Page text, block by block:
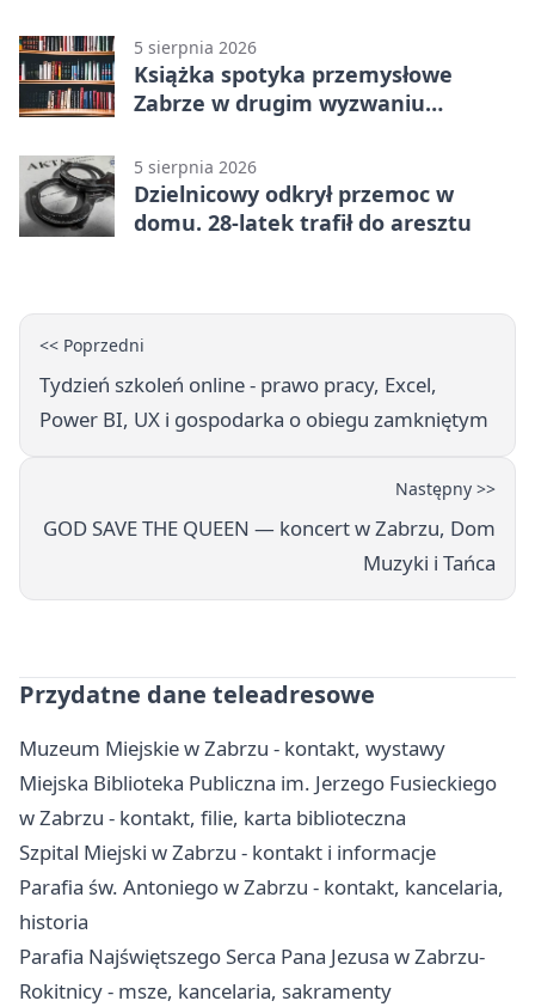
5 sierpnia 2026
Książka spotyka przemysłowe
Zabrze w drugim wyzwaniu
5 sierpnia 2026
Dzielnicowy odkrył przemoc w
domu. 28-latek trafił do aresztu
<< Poprzedni
Tydzień szkoleń online - prawo pracy, Excel,
Power BI, UX i gospodarka o obiegu zamkniętym
Następny >>
GOD SAVE THE QUEEN — koncert w Zabrzu, Dom
Muzyki i Tańca
Przydatne dane teleadresowe
Muzeum Miejskie w Zabrzu - kontakt, wystawy
Miejska Biblioteka Publiczna im. Jerzego Fusieckiego
w Zabrzu - kontakt, filie, karta biblioteczna
Szpital Miejski w Zabrzu - kontakt i informacje
Parafia św. Antoniego w Zabrzu - kontakt, kancelaria,
historia
Parafia Najświętszego Serca Pana Jezusa w Zabrzu-
Rokitnicy - msze, kancelaria, sakramenty